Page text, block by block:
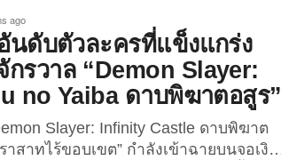
ยที่สร้างความหงุดหงิดให้กับผู้ชม จนเกิด
ชอบหรือถูกแฟน ๆ ตราหน้าว่าเป็นตัว
า “ไม่ชอบที่สุด!” ล่าสุดเว็บไซต์บันเทิงชื่อ
Rant” ได้จัดอันดับ 6 ตัวละครที่คนไม่
ใน “Demon Slayer: Kimetsu...
ago
นดับตัวละครที่แข็งแกร่ง
รวาล “Demon Slayer:
no Yaiba ดาบพิฆาตอสูร”
Slayer: Infinity Castle ดาบพิฆาต
สาทไร้ขอบเขต” กำลังเข้าฉายบนจอเงิน